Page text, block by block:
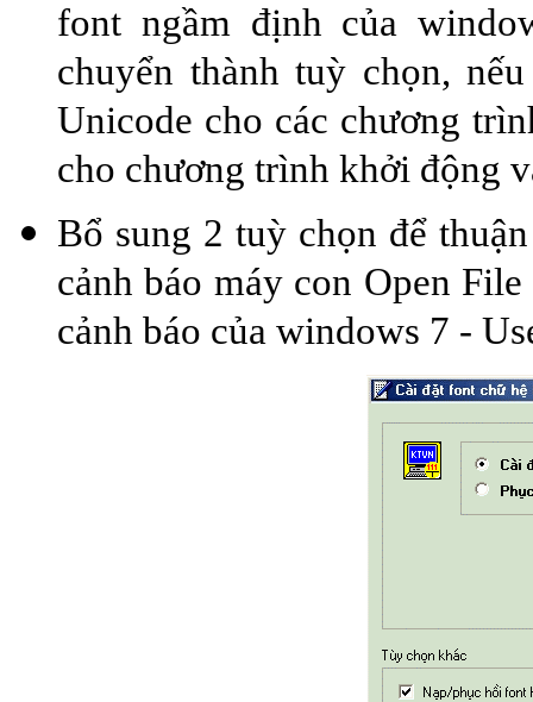
font ngầm định của
chuyển thành tuỳ chọn,
Unicode cho các chương
cho chương trình khởi động
Bổ sung 2 tuỳ chọn để
cảnh báo máy con Open
cảnh báo của windows 7 -